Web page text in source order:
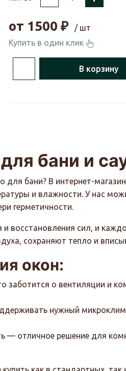
от 1500 ₽
/ шт
Купить в один клик
В корзину
бани и
для бани? В интернет-
и влажности. У нас
герметичности.
восстановления сил, и
сохраняют тепло и
окон:
заботится о вентиляции и
нужный
— отличное решение для